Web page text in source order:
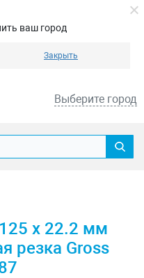
ваш город
Закрыть
Выберите город
х 22.2 мм
резка Gross